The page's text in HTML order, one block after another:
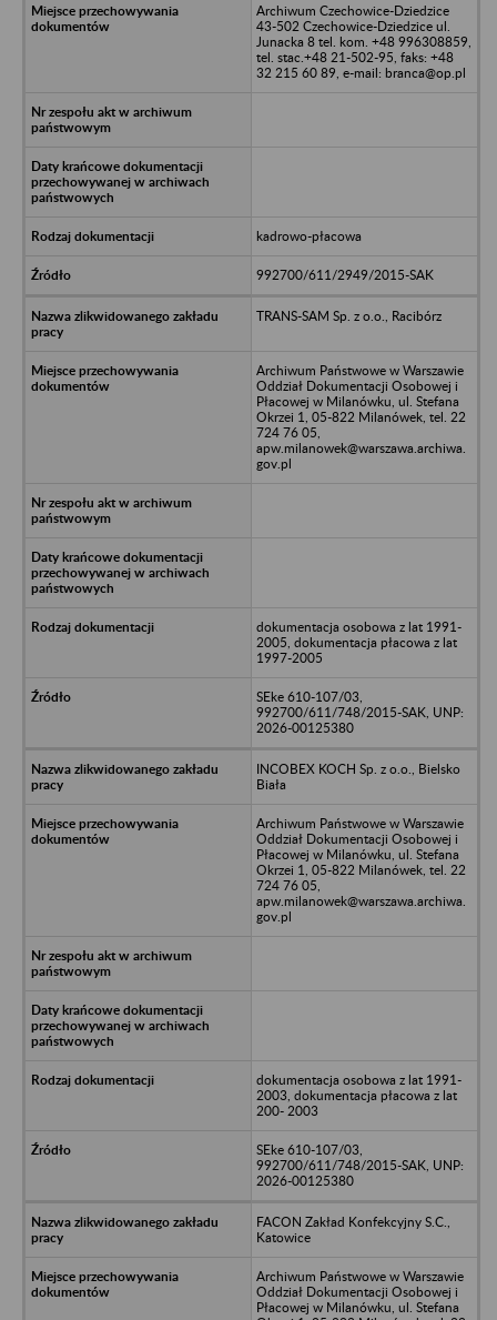
Archiwum Czechowice-Dziedzice
43-502 Czechowice-Dziedzice ul.
Junacka 8 tel. kom. +48 996308859,
tel. stac.+48 21-502-95, faks: +48
32 215 60 89, e-mail: branca@op.pl
kadrowo-płacowa
992700/611/2949/2015-SAK
TRANS-SAM Sp. z o.o., Racibórz
Archiwum Państwowe w Warszawie
Oddział Dokumentacji Osobowej i
Płacowej w Milanówku, ul. Stefana
Okrzei 1, 05-822 Milanówek, tel. 22
724 76 05,
apw.milanowek@warszawa.archiwa.
gov.pl
dokumentacja osobowa z lat 1991-
2005, dokumentacja płacowa z lat
1997-2005
SEke 610-107/03,
992700/611/748/2015-SAK, UNP:
2026-00125380
INCOBEX KOCH Sp. z o.o., Bielsko
Biała
Archiwum Państwowe w Warszawie
Oddział Dokumentacji Osobowej i
Płacowej w Milanówku, ul. Stefana
Okrzei 1, 05-822 Milanówek, tel. 22
724 76 05,
apw.milanowek@warszawa.archiwa.
gov.pl
dokumentacja osobowa z lat 1991-
2003, dokumentacja płacowa z lat
200- 2003
SEke 610-107/03,
992700/611/748/2015-SAK, UNP:
2026-00125380
FACON Zakład Konfekcyjny S.C.,
Katowice
Archiwum Państwowe w Warszawie
Oddział Dokumentacji Osobowej i
Płacowej w Milanówku, ul. Stefana